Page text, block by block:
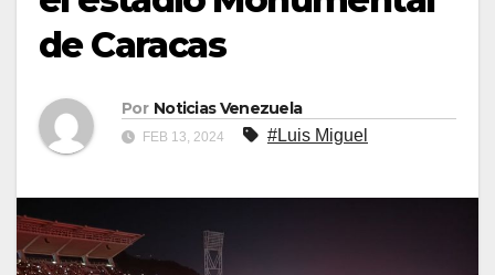
de Caracas
Por Noticias Venezuela
FEB 13, 2024 #Luis Miguel